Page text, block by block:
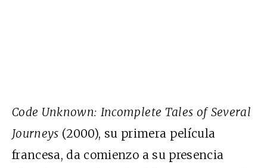
Code Unknown: Incomplete Tales of Several
Journeys (2000), su primera película
francesa, da comienzo a su presencia